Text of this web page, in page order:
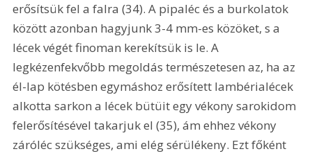
erősítsük fel a falra (34). A pipaléc és a burkolatok
között azonban hagyjunk 3-4 mm-es közöket, s a
lécek végét finoman kerekítsük is le. A
legkézenfekvőbb megoldás természetesen az, ha az
él-lap kötésben egymáshoz erősített lambérialécek
alkotta sarkon a lécek bütüit egy vékony sarokidom
felerősítésével takarjuk el (35), ám ehhez vékony
záróléc szükséges, ami elég sérülékeny. Ezt főként